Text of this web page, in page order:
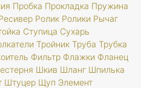
Пробка Прокладка Пружина
Ролик Ролики Рычаг
Ступица Сухарь
Тройник Труба Трубка
Фильтр Флажки Фланец
Шкив Шланг Шпилька
Штуцер Щуп Элемент